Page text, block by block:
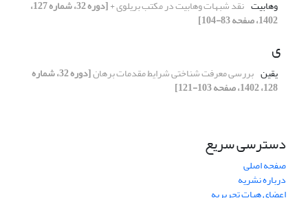
وهابیت نقد شبهات وهابیت در مکتب بریلوی + [دوره 32، شماره 127،
1402، صفحه 83-104]
ی
یقین بررسی معرفت شناختی شرایط مقدمات برهان [دوره 32، شماره
128، 1402، صفحه 103-121]
دسترسی سریع
صفحه اصلی
درباره نشریه
اعضای هیات تحریریه